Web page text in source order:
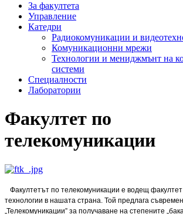
За факултета
Управление
Катедри
Радиокомуникации и
Комуникационни мрежи
Технологии и мениджмънт на
системи
Специалности
Лаборатории
Факултет по
телекомуникации
Факултетът по телекомуникации е водещ
технологии в нашата страна. Той предлага
„Телекомуникации” за получаване на степените